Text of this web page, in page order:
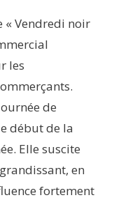
« Vendredi noir
les
de
début de la
Elle suscite
en
fortement